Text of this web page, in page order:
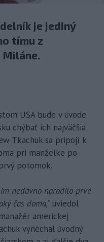
je jediný
tímu z
USA bude v úvode
chýbať ich najväčšia
Tkachuk sa pripojí k
pri manželke po
potomok.
nedávno narodilo prvé
čas doma,“ uviedol
americkej
vynechal úvodný